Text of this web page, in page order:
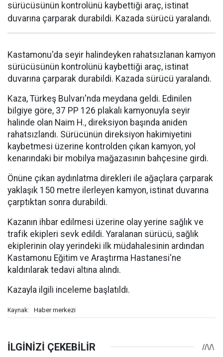
sürücüsünün kontrolünü kaybettiği araç, istinat
duvarına çarparak durabildi. Kazada sürücü yaralandı.
Kastamonu'da seyir halindeyken rahatsızlanan kamyon
sürücüsünün kontrolünü kaybettiği araç, istinat
duvarına çarparak durabildi. Kazada sürücü yaralandı.
Kaza, Türkeş Bulvarı'nda meydana geldi. Edinilen
bilgiye göre, 37 PP 126 plakalı kamyonuyla seyir
halinde olan Naim H., direksiyon başında aniden
rahatsızlandı. Sürücünün direksiyon hakimiyetini
kaybetmesi üzerine kontrolden çıkan kamyon, yol
kenarındaki bir mobilya mağazasının bahçesine girdi.
Önüne çıkan aydınlatma direkleri ile ağaçlara çarparak
yaklaşık 150 metre ilerleyen kamyon, istinat duvarına
çarptıktan sonra durabildi.
Kazanın ihbar edilmesi üzerine olay yerine sağlık ve
trafik ekipleri sevk edildi. Yaralanan sürücü, sağlık
ekiplerinin olay yerindeki ilk müdahalesinin ardından
Kastamonu Eğitim ve Araştırma Hastanesi'ne
kaldırılarak tedavi altına alındı.
Kazayla ilgili inceleme başlatıldı.
Kaynak: Haber merkezi